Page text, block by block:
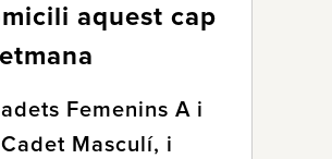
aquest cap
Femenins A i
Masculí, i